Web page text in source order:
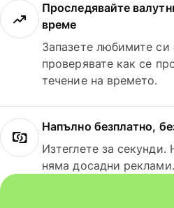
Проследявайте
време
Запазете любимите си
проверявате как се
течение на времето.
Напълно безплатно,
Изтеглете за секунди.
няма досадни реклами.